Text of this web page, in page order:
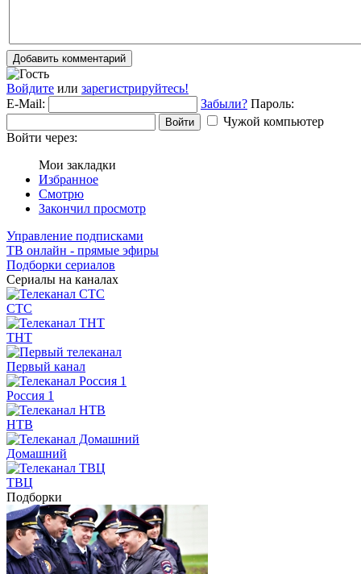
Добавить комментарий
Войдите или зарегистрируйтесь!
E-Mail:
Забыли? Пароль:
Войти
Чужой компьютер
Войти через:
Мои закладки
Избранное
Смотрю
Закончил просмотр
Управление подписками
ТВ онлайн - прямые эфиры
Подборки сериалов
Сериалы на каналах
СТС
ТНТ
Первый канал
Россия 1
НТВ
Домашний
ТВЦ
Подборки